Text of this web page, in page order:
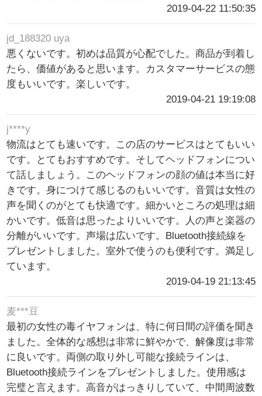
2019-04-22 11:50:35
jd_188320 uya
悪くないです。初めは品質が心配でした。商品が到着し
たら、価値があると思います。カスタマーサービスの態
度もいいです。楽しいです。
2019-04-21 19:19:08
j****y
物流はとても速いです。この店のサービスはとてもいい
です。とてもおすすめです。そしてヘッドフォンについ
て話しましょう。このヘッドフォンの顔の値は本当に好
きです。身につけて感じるのもいいです。音質は女性の
声を聞くのがとても快適です。細かいところの処理は細
かいです。低音は思ったよりいいです。人の声と楽器の
分離がいいです。声場は広いです。Bluetooth接続線を
プレゼントしました。室外で使うのも便利です。満足し
ています。
2019-04-19 21:13:45
麦***豆
最初の女性の毒イヤフォンは、特に何日間の評価を聞き
ました。全体的な感想は非常に鮮やかで、解像度は非常
に良いです。両側の取り外し可能な接続ラインは、
Bluetooth接続ラインをプレゼントしました。使用感は
完璧と言えます。高音がはっきりしていて、中間周波数